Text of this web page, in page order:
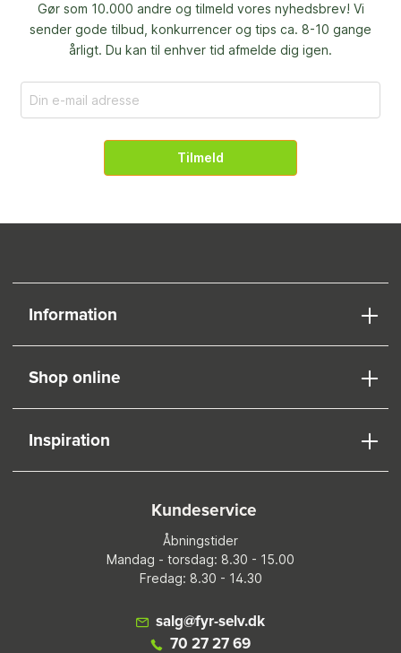
Gør som 10.000 andre og tilmeld vores nyhedsbrev! Vi
sender gode tilbud, konkurrencer og tips ca. 8-10 gange
årligt. Du kan til enhver tid afmelde dig igen.
Tilmeld
Information
Shop online
Inspiration
Kundeservice
Åbningstider
Mandag - torsdag: 8.30 - 15.00
Fredag: 8.30 - 14.30
salg@fyr-selv.dk
70 27 27 69